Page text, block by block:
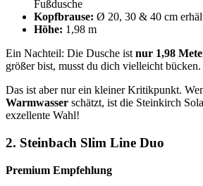
Fußdusche
Kopfbrause: Ø 20, 30 & 40 cm
Höhe: 1,98 m
Ein Nachteil: Die Dusche ist nur 1,98
größer bist, musst du dich vielleicht bücken.
Das ist aber nur ein kleiner Kritikpunkt.
Warmwasser schätzt, ist die Steinkirch
exzellente Wahl!
2. Steinbach Slim Line Duo
Premium Empfehlung